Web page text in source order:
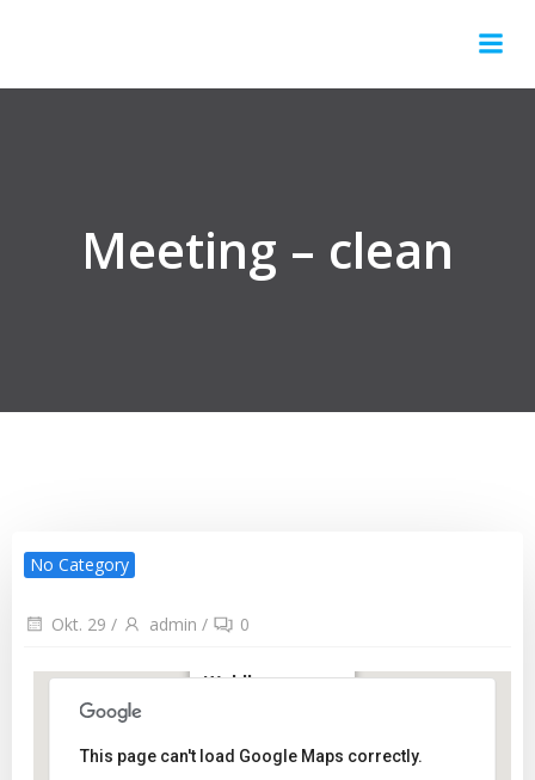
Meeting – clean
No Category
Okt. 29 / admin /
0
Waldbronn
Waldbronn
Veranstaltungen
This page can't load Google Maps correctly.